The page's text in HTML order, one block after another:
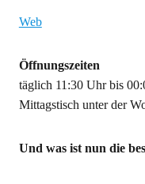
Web
Öffnungszeiten
täglich 11:30 Uhr bis
Mittagstisch unter der
Und was ist nun die